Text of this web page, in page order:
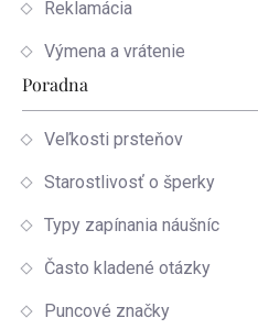
Reklamácia
Výmena a vrátenie
Poradna
Veľkosti prsteňov
Starostlivosť o šperky
Typy zapínania náušníc
Často kladené otázky
Puncové značky